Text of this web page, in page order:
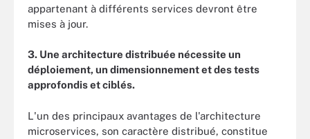
appartenant à différents services devront être
mises à jour.
3. Une architecture distribuée nécessite un
déploiement, un dimensionnement et des tests
approfondis et ciblés.
L'un des principaux avantages de l'architecture
microservices, son caractère distribué, constitue